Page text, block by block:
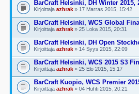
BarCraft Helsinki, DH Winter 2015,
Kirjoittaja azhrak » 17 Marras 2015, 15:42
BarCraft Helsinki, WCS Global
Kirjoittaja azhrak » 25 Loka 2015, 20:31
BarCraft Helsinki, DH Open
Kirjoittaja azhrak » 14 Syys 2015, 22:09
BarCraft Helsinki, WCS 2015 S3
Kirjoittaja azhrak » 25 Elo 2015, 15:17
BarCraft Kuopio, WCS Premier
Kirjoittaja azhrak » 04 Huhti 2015, 20:21